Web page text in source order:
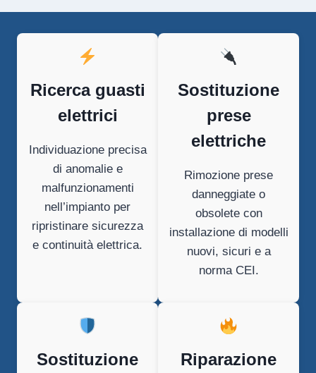
Ricerca guasti
elettrici
Individuazione precisa
di anomalie e
malfunzionamenti
nell’impianto per
ripristinare sicurezza
e continuità elettrica.
Sostituzione
prese
elettriche
Rimozione prese
danneggiate o
obsolete con
installazione di modelli
nuovi, sicuri e a
norma CEI.
Sostituzione
Riparazione